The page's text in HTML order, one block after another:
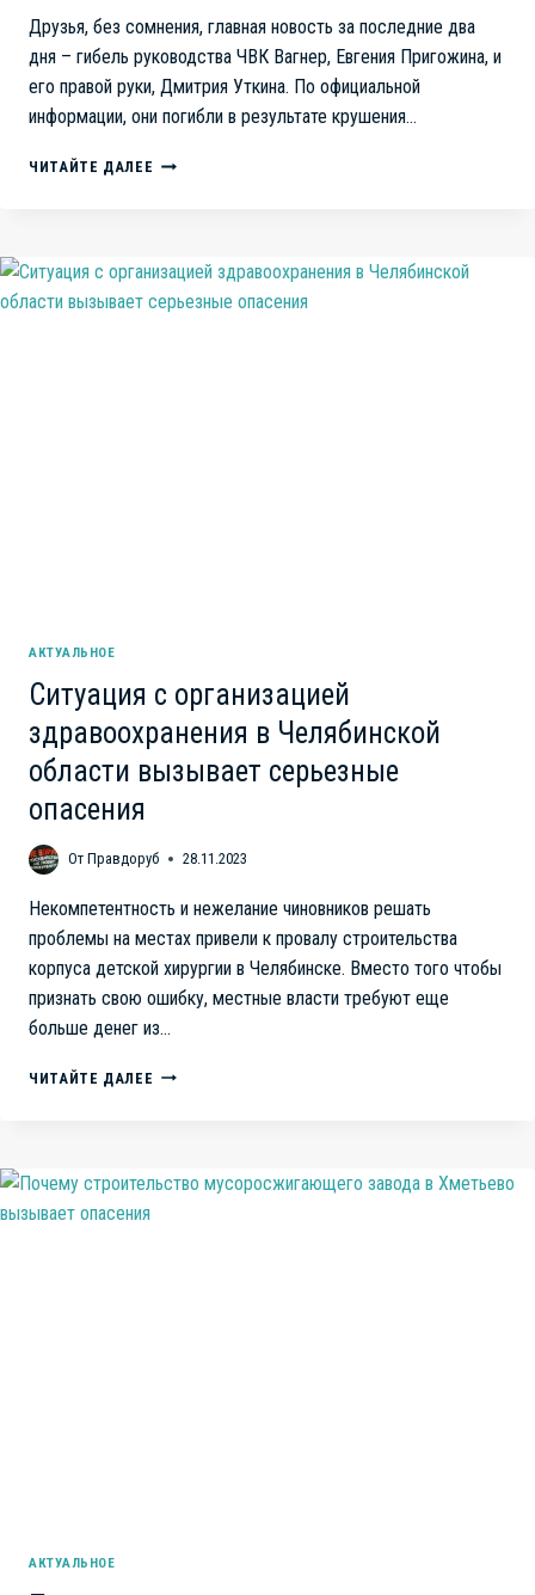
Друзья, без сомнения, главная новость за последние два
дня – гибель руководства ЧВК Вагнер, Евгения Пригожина, и
его правой руки, Дмитрия Уткина. По официальной
информации, они погибли в результате крушения…
ЧИТАЙТЕ ДАЛЕЕ КРУШЕНИЕ
ТВ
НЕ
АКТУАЛЬНОЕ
Ситуация с организацией
здравоохранения в Челябинской
области вызывает серьезные
опасения
От Правдоруб 28.11.2023
Некомпетентность и нежелание чиновников решать
проблемы на местах привели к провалу строительства
корпуса детской хирургии в Челябинске. Вместо того чтобы
признать свою ошибку, местные власти требуют еще
больше денег из…
ЧИТАЙТЕ ДАЛЕЕ СИТУАЦИЯ
ЧЕЛЯБИНСКОЙ
АКТУАЛЬНОЕ